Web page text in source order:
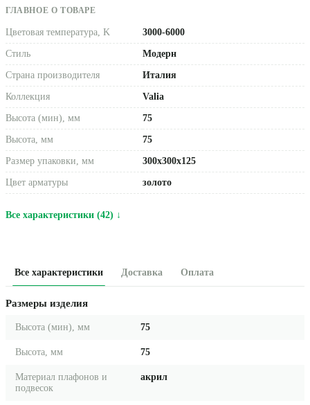
ГЛАВНОЕ О ТОВАРЕ
Цветовая температура, K 3000-6000
Стиль Модерн
Страна производителя Италия
Коллекция Valia
Высота (мин), мм 75
Высота, мм 75
Размер упаковки, мм 300x300x125
Цвет арматуры золото
Все характеристики (42) ↓
Все характеристики Доставка Оплата
Размеры изделия
Высота (мин), мм 75
Высота, мм 75
Материал плафонов и
подвесок
акрил